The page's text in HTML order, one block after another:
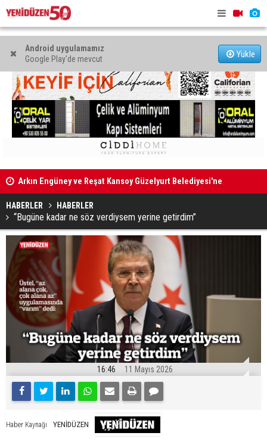
Android uygulamamız
Google Play'de mevcut
Yükle
Arkın Engüney ve Reşat Kansoy Güzelyurt Belediyesi'ne
aday adayı
HABERLER HABERLER
“Bugüne kadar ne söz verdiysem yerine getirdim”
16:46 11 Mayıs 2026
Haber Kaynağı YENİDÜZEN